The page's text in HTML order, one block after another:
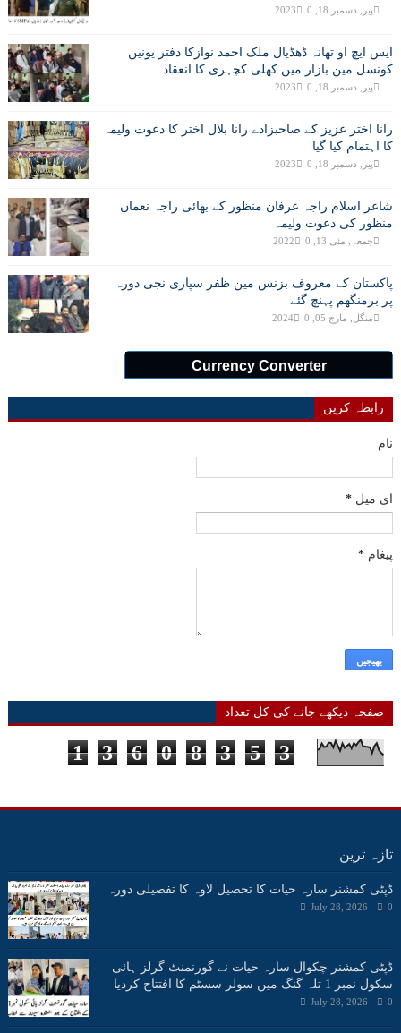
پیر, دسمبر 18, 2023 0
ایس ایچ او تھانہ ڈھڈیال ملک احمد نوازکا دفتر یونین
کونسل مین بازار میں کھلی کچہری کا انعقاد
پیر, دسمبر 18, 2023 0
رانا اختر عزیز کے صاحبزادے رانا بلال اختر کا دعوت ولیمہ
کا اہتمام کیا گیا
پیر, دسمبر 18, 2023 0
شاعر اسلام راجہ عرفان منظور کے بھائی راجہ نعمان
منظور کی دعوت ولیمہ
جمعہ, مئی 13, 2022 0
پاکستان کے معروف بزنس مین ظفر سپاری نجی دورہ
پر برمنگھم پہنچ گئے
منگل, مارچ 05, 2024 0
Currency Converter
رابطہ کریں
نام
ای میل *
پیغام *
صفحہ دیکھے جانے کی کل تعداد
1 3 6 0 8 3 5 3
تازہ ترین
ڈپٹی کمشنر سارہ حیات کا تحصیل لاوہ کا تفصیلی دورہ
July 28, 2026 0
ڈپٹی کمشنر چکوال سارہ حیات نے گورنمنٹ گرلز ہائی
سکول نمبر 1 تلہ گنگ میں سولر سسٹم کا افتتاح کردیا
July 28, 2026 0